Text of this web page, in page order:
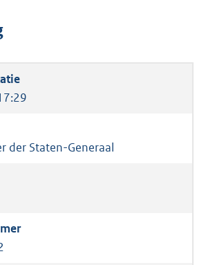
der Staten-Generaal